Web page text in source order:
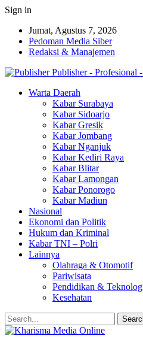
Sign in
Jumat, Agustus 7, 2026
Pedoman Media Siber
Redaksi & Manajemen
Publisher - Profesional
Warta Daerah
Kabar Surabaya
Kabar Sidoarjo
Kabar Gresik
Kabar Jombang
Kabar Nganjuk
Kabar Kediri Raya
Kabar Blitar
Kabar Lamongan
Kabar Ponorogo
Kabar Madiun
Nasional
Ekonomi dan Politik
Hukum dan Kriminal
Kabar TNI – Polri
Lainnya
Olahraga & Otomotif
Pariwisata
Pendidikan &
Kesehatan